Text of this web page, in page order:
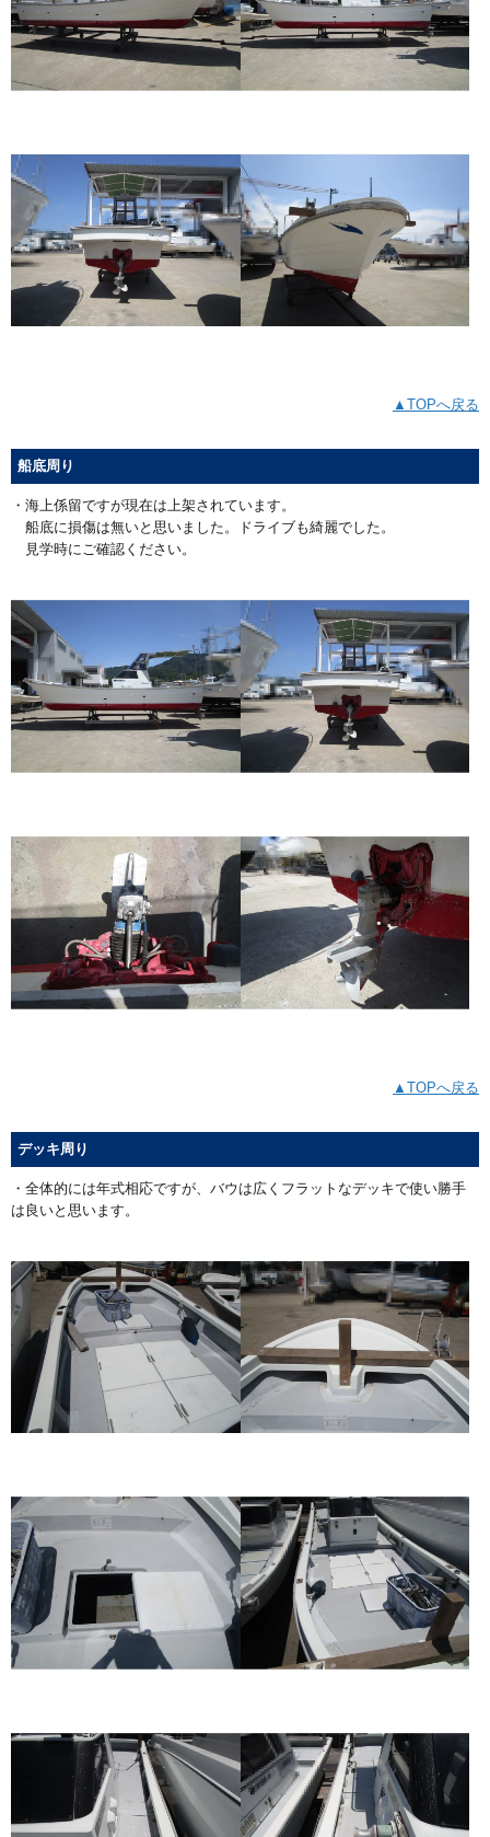
▲TOPへ戻る
船底周り
・海上係留ですが現在は上架されています。
船底に損傷は無いと思いました。ドライブも綺麗でした。
見学時にご確認ください。
▲TOPへ戻る
デッキ周り
・全体的には年式相応ですが、バウは広くフラットなデッキで使い勝手
は良いと思います。